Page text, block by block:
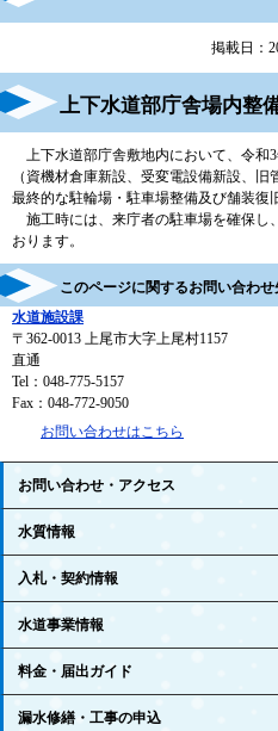
掲載日：
上下水道部庁舎場内整
上下水道部庁舎敷地内において、令和
（資機材倉庫新設、受変電設備新設、旧
最終的な駐輪場・駐車場整備及び舗装復
施工時には、来庁者の駐車場を確保し
おります。
このページに関するお問い合わせ
水道施設課
〒362-0013
上尾市大字上尾村1157
直通
Tel：048-775-5157
Fax：048-772-9050
お問い合わせはこちら
お問い合わせ・アクセス
水質情報
入札・契約情報
水道事業情報
料金・届出ガイド
漏水修繕・工事の申込